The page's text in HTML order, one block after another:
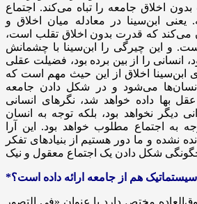
بدون اخلاق جامعه را تباه می‌کند. اجتماع
. یعنی ابن‌سینا در معادله میان اخلاق و
می‌کند که قدرت بدون اخلاق تقلب است،
و این چیرگی را ابن‌سینا با چشمانش
انسانی را از بین برده بود، فضیلت عقلی
ابن‌سینا اخلاق از این حیث مهم است که
می‌شود و در شکل دادن جامعه
بها داده خواهد شد، نگرهای انسانی
دیگر نخواهد بود، بلکه توجه به انسان
به اجتماع مطلوب خواهد بود. این آرا
نشده و ما دور هستیم از بنیادهای تفکر
سیستماتیک هم از جامعه ارائه داده است؟
مختص دارد با عنوان «فی التصور